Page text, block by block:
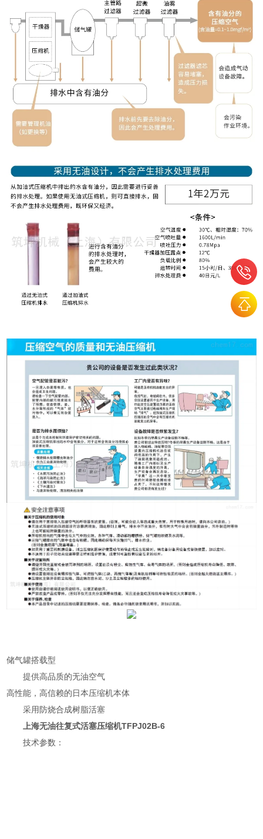
储气罐搭载型
提供高品质的无油空气
高性能，高信赖的日本压缩机本体
采用防烧合成树脂活塞
上海无油往复式活塞压缩机TFPJ02B-6
技术参数：